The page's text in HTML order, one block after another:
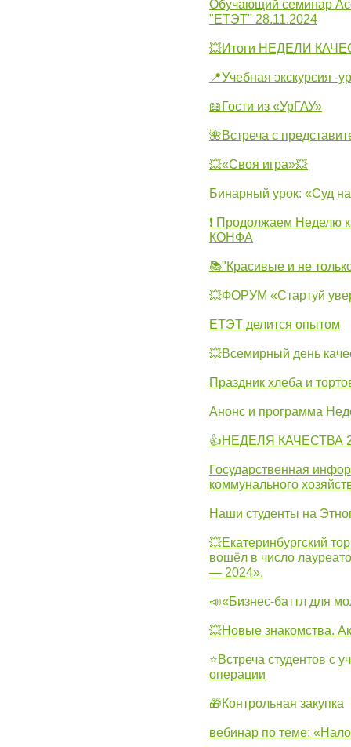
Обучающий семинар
"ЕТЭТ" 28.11.2024
💥Итоги НЕДЕЛИ
📍Учебная экскурсия -
📖Гости из «УрГАУ»
🌺Встреча с
💥«Своя игра»💥
Бинарный урок: «Суд
❗ Продолжаем Неделю
КОНФА
📚"Красивые и не
💥ФОРУМ «Стартуй
ЕТЭТ делится опытом
💥Всемирный день
Праздник хлеба и
Анонс и программа
👍НЕДЕЛЯ КАЧЕСТВА
Государственная
коммунального
Наши студенты на
💥Екатеринбургский
вошёл в число
— 2024».
📣«Бизнес-баттл для
💥Новые знакомства.
⭐Встреча студентов с
операции
🎁Контрольная закупка
вебинар по теме: